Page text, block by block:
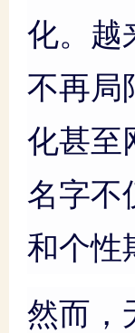
化。越
不再局
化甚至
名字不
和个性
然而，